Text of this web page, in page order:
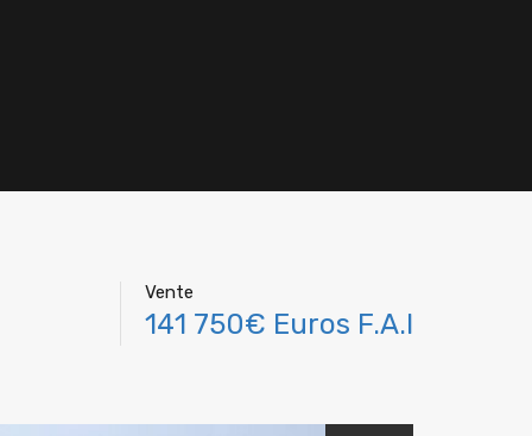
Vente
141 750€ Euros F.A.I